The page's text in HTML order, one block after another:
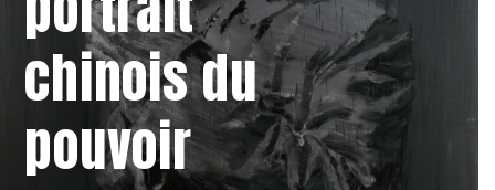
chinois du
pouvoir